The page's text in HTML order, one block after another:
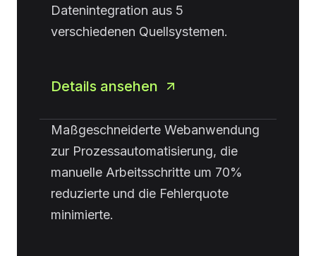
Datenintegration aus 5
verschiedenen Quellsystemen.
Details ansehen
Maßgeschneiderte Webanwendung
zur Prozessautomatisierung, die
manuelle Arbeitsschritte um 70%
reduzierte und die Fehlerquote
minimierte.